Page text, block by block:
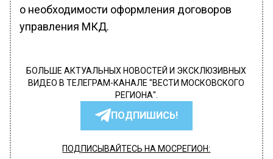
о необходимости оформления договоров
управления МКД.
БОЛЬШЕ АКТУАЛЬНЫХ НОВОСТЕЙ И ЭКСКЛЮЗИВНЫХ
ВИДЕО В ТЕЛЕГРАМ-КАНАЛЕ "ВЕСТИ МОСКОВСКОГО
РЕГИОНА".
ПОДПИШИСЬ!
ПОДПИСЫВАЙТЕСЬ НА МОСРЕГИОН: